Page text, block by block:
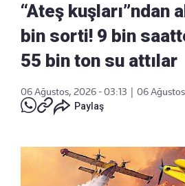
“Ateş kuşları”ndan
bin sorti! 9 bin
55 bin ton su attılar
06 Ağustos, 2026 - 03:13
06
Paylaş